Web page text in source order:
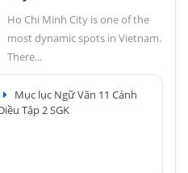
Ho Chi Minh City is one of the
most dynamic spots in Vietnam.
There...
Mục lục Ngữ Văn 11 Cánh
Tập 2 SGK